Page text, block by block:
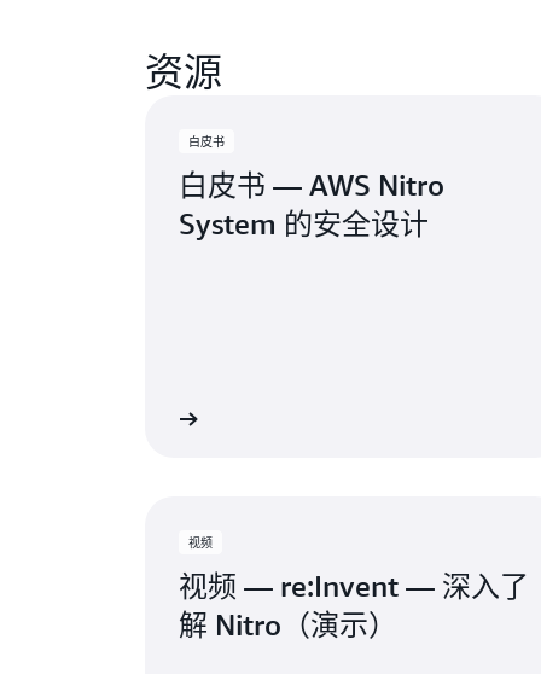
资源
白皮书
白皮书 — AWS Nitro
System 的安全设计
视频
视频 — re:Invent — 深入了
解 Nitro（演示）